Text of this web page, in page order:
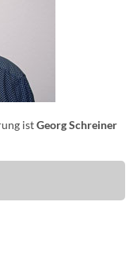
istGeorg Schreiner